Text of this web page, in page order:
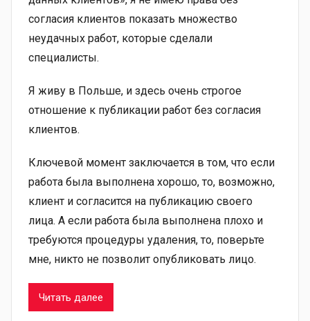
согласия клиентов показать множество
неудачных работ, которые сделали
специалисты.
Я живу в Польше, и здесь очень строгое
отношение к публикации работ без согласия
клиентов.
Ключевой момент заключается в том, что если
работа была выполнена хорошо, то, возможно,
клиент и согласится на публикацию своего
лица. А если работа была выполнена плохо и
требуются процедуры удаления, то, поверьте
мне, никто не позволит опубликовать лицо.
Читать далее